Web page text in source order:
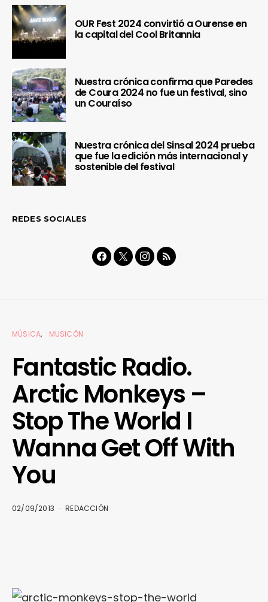
OUR Fest 2024 convirtió a Ourense en
la capital del Cool Britannia
Nuestra crónica confirma que Paredes
de Coura 2024 no fue un festival, sino
un Couraíso
Nuestra crónica del Sinsal 2024 prueba
que fue la edición más internacional y
sostenible del festival
REDES SOCIALES
MÚSICA MUSICÓN
Fantastic Radio.
Arctic Monkeys –
Stop The World I
Wanna Get Off With
You
02/09/2013 REDACCIÓN